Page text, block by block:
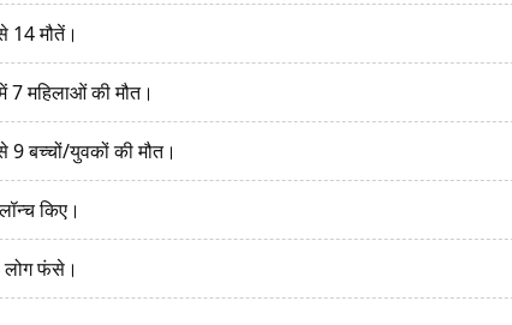
14 मौतें।
महिलाओं की मौत।
9 बच्चों/युवकों की मौत।
किए।
लोग फंसे।